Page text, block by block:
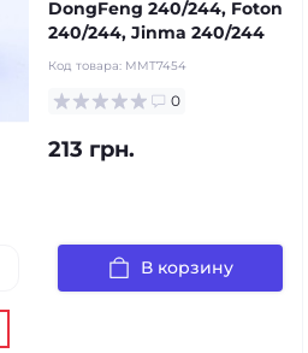
DongFeng 240/244, Foton
240/244, Jinma 240/244
Код товара: MMT7454
0
213 грн.
В корзину